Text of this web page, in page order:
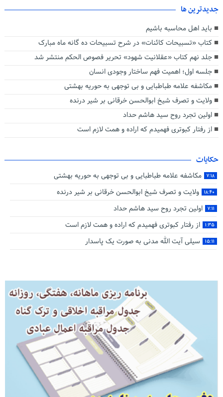
جديدترين ها
باید اهل محاسبه باشیم
کتاب «تسبیحات کائنات» در شرح تسبیحات ده‌ گانه ماه مبارک
جلد نهم کتاب «عقلانیت شهود» تحریر فصوص الحکم منتشر شد
جلسه اول؛ اهمیت فهم ساختار وجودی انسان
مکاشفه علامه طباطبایی و بی توجهی به حوریه بهشتی
ولایت و تصرف شیخ ابوالحسن خرقانی بر شیر درنده
اولین تجرد روح سید هاشم حداد
از رفتار کبوتری فهمیدم که اراده و همت لازم است
حکایات
۷:۱۸ مکاشفه علامه طباطبایی و بی توجهی به حوریه بهشتی
۱۸:۴۰ ولایت و تصرف شیخ ابوالحسن خرقانی بر شیر درنده
۷:۱۱ اولین تجرد روح سید هاشم حداد
۱:۳۵ از رفتار کبوتری فهمیدم که اراده و همت لازم است
۱۵:۱۱ سیلی آیت‌ الله مدنی به صورت یک پاسدار